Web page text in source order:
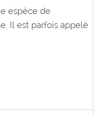
espèce de
Il est parfois appelé